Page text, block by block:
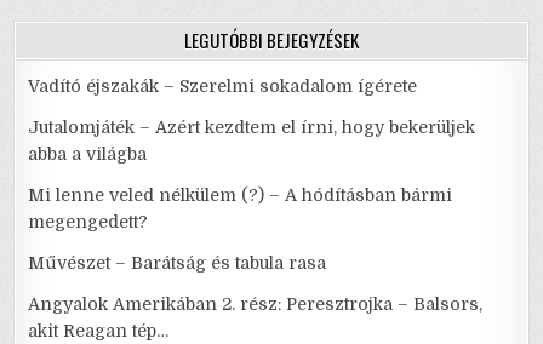
LEGUTÓBBI BEJEGYZÉSEK
Vadító éjszakák – Szerelmi sokadalom ígérete
Jutalomjáték – Azért kezdtem el írni, hogy bekerüljek
abba a világba
Mi lenne veled nélkülem (?) – A hódításban bármi
megengedett?
Művészet – Barátság és tabula rasa
Angyalok Amerikában 2. rész: Peresztrojka – Balsors,
akit Reagan tép…